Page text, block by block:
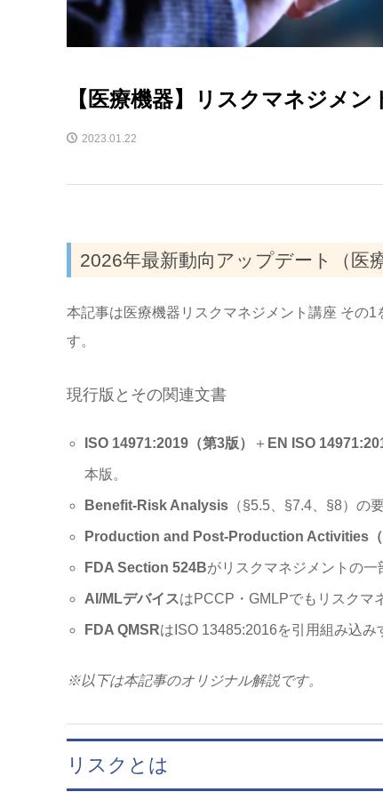
【医療機器】リスクマネジメ
2023.01.22
2026年最新動向アップデート（医
本記事は医療機器リスクマネジメント講座 その
す。
現行版とその関連文書
ISO 14971:2019（第3版） ＋ EN ISO
本版。
Benefit-Risk Analysis （§5.5、§7.4、§8）の
Production and Post-Production Activities（
FDA Section 524Bがリスクマネジメントの一
AI/MLデバイスはPCCP・GMLPでもリスクマ
FDA QMSRはISO 13485:2016を引用組み込み
※以下は本記事のオリジナル解説です。
リスクとは